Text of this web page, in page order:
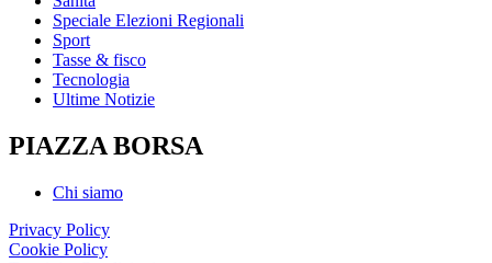
Speciale Elezioni Regionali
Sport
Tasse & fisco
Tecnologia
Ultime Notizie
PIAZZA BORSA
Chi siamo
Privacy Policy
Cookie Policy